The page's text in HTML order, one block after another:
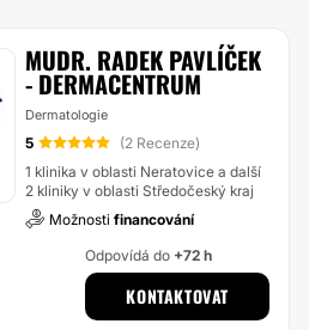
MUDR. RADEK PAVLÍČEK
- DERMACENTRUM
Dermatologie
5
(2 Recenze)
1 klinika v oblasti Neratovice a další
2 kliniky v oblasti Středočeský kraj
Možnosti financování
Odpovídá do +72 h
KONTAKTOVAT